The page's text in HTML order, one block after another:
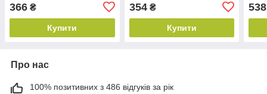
366 ₴
Купити
354₴
Купити
538
Про нас
100% позитивних з 486 відгуків за рік